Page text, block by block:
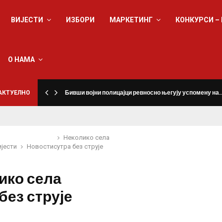
ВИЈЕСТИ ИЗБОРИ МАРКЕТИНГ КОНКУРСИ
О НАМА
Бивши војни полицајци ревносно његују успомену
Новости
Неколико села
сутра без струје
села
струје